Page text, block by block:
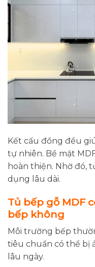
Kết cấu đồng đều
tự nhiên. Bề mặt
hoàn thiện. Nhờ đó,
dụng lâu dài.
Tủ bếp gỗ MDF
bếp không
Môi trường bếp
tiêu chuẩn có thể bị
lâu ngày.